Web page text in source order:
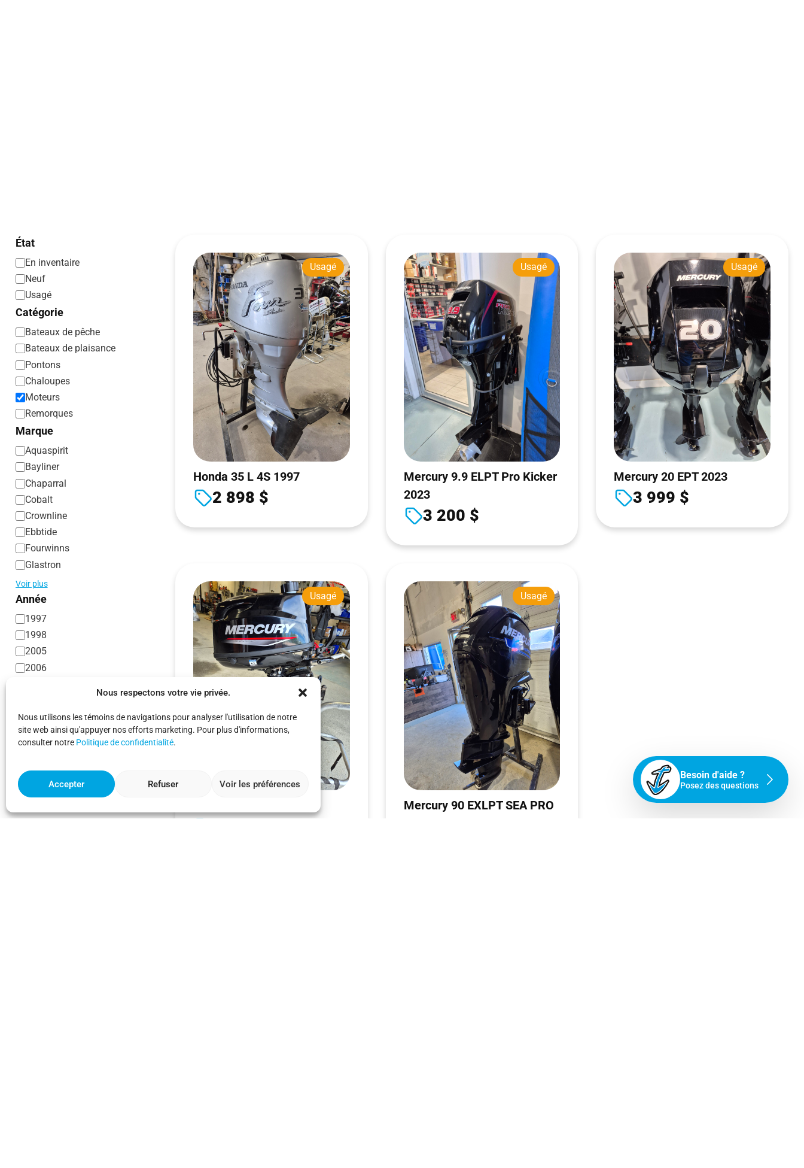
Nous respectons votre vie privée.
Nous utilisons les témoins de navigations pour analyser l'utilisation de notre
site web ainsi qu'appuyer nos efforts marketing. Pour plus d'informations,
consulter notre Politique de confidentialité.
Accepter Refuser Voir les préférences
État
En inventaire
Neuf
Usagé
Catégorie
Bateaux de pêche
Bateaux de plaisance
Pontons
Chaloupes
Moteurs
Remorques
Marque
Aquaspirit
Bayliner
Chaparral
Cobalt
Crownline
Ebbtide
Fourwinns
Glastron
Voir plus
Année
1997
1998
2005
2006
2009
2010
Usagé
Honda 35 L 4S 1997
2 898 $
Usagé
Mercury 9.9 ELPT Pro Kicker
2023
3 200 $
Usagé
Mercury 20 EPT 2023
3 999 $
Usagé Usagé
Mercury 90 EXLPT SEA PRO
Besoin d'aide ?
Posez des questions